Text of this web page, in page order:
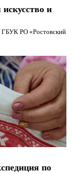
и
ГБУК РО «Ростовский
по